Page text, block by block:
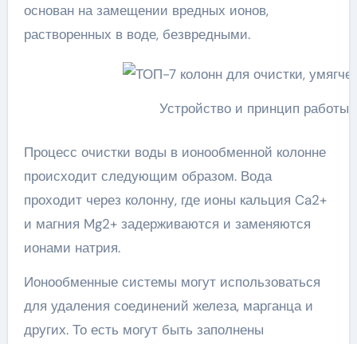
основан на замещении вредных ионов,
растворенных в воде, безвредными.
Устройство и принцип работы
Процесс очистки воды в ионообменной колонне
происходит следующим образом. Вода
проходит через колонну, где ионы кальция Ca2+
и магния Mg2+ задерживаются и заменяются
ионами натрия.
Ионообменные системы могут использоваться
для удаления соединений железа, марганца и
других. То есть могут быть заполнены